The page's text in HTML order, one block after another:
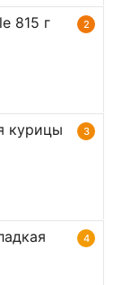
2
815 г
3
курицы
4